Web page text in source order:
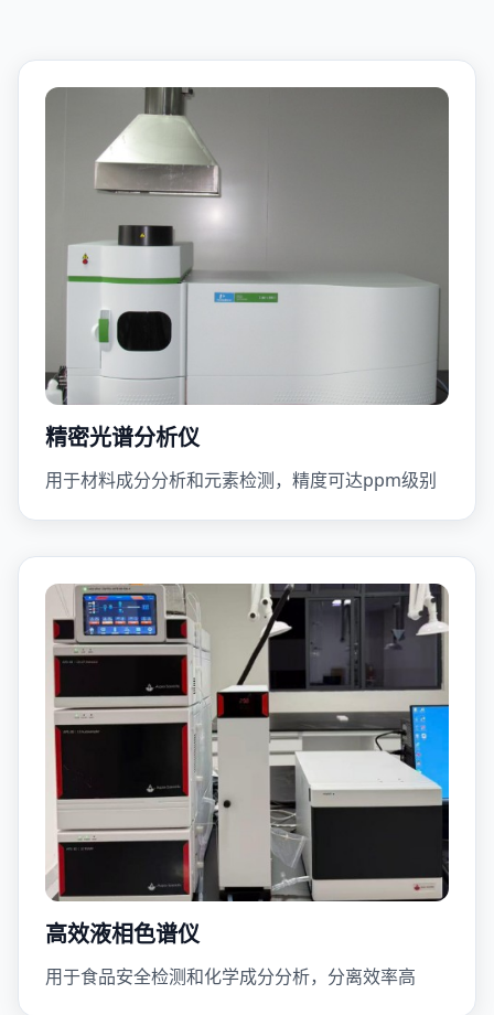
精密光谱分析仪
用于材料成分分析和元素检测，精度可达ppm级别
高效液相色谱仪
用于食品安全检测和化学成分分析，分离效率高